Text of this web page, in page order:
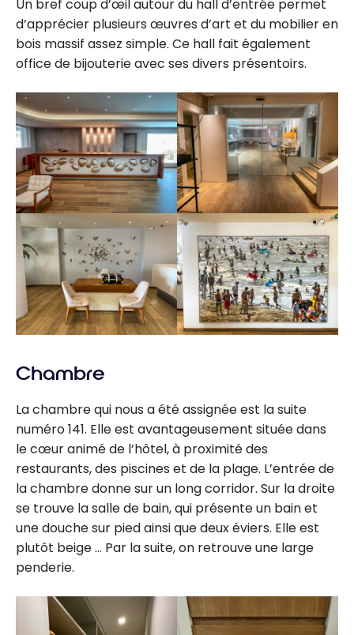
Un bref coup d’œil autour du hall d’entrée permet
d’apprécier plusieurs œuvres d’art et du mobilier en
bois massif assez simple. Ce hall fait également
office de bijouterie avec ses divers présentoirs.
Chambre
La chambre qui nous a été assignée est la suite
numéro 141. Elle est avantageusement située dans
le cœur animé de l’hôtel, à proximité des
restaurants, des piscines et de la plage. L’entrée de
la chambre donne sur un long corridor. Sur la droite
se trouve la salle de bain, qui présente un bain et
une douche sur pied ainsi que deux éviers. Elle est
plutôt beige … Par la suite, on retrouve une large
penderie.